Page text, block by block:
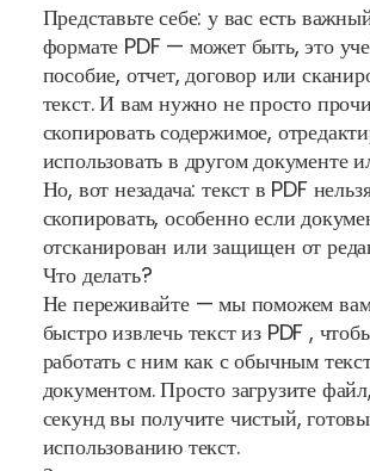
Представьте себе: у вас есть
формате PDF — может быть, это
пособие, отчет, договор или
текст. И вам нужно не просто
скопировать содержимое,
использовать в другом документе
Но, вот незадача: текст в PDF
скопировать, особенно если
отсканирован или защищен от
Что делать?
Не переживайте — мы поможем
быстро извлечь текст из PDF ,
работать с ним как с обычным
документом. Просто загрузите
секунд вы получите чистый,
использованию текст.